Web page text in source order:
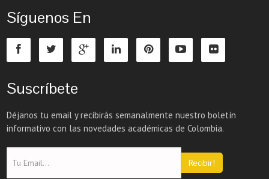
Síguenos En
Suscríbete
Déjanos tu email y recibirás semanalmente nuestro boletín
informativo con las novedades académicas de Colombia.
Recibir!